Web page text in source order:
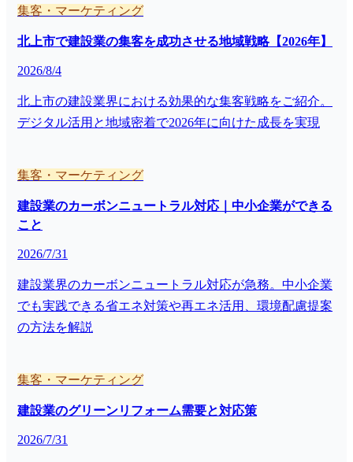
集客・マーケティング
北上市で建設業の集客を成功させる地域戦略【2026年】
2026/8/4
北上市の建設業界における効果的な集客戦略をご紹介。
デジタル活用と地域密着で2026年に向けた成長を実現
集客・マーケティング
建設業のカーボンニュートラル対応｜中小企業ができる
こと
2026/7/31
建設業界のカーボンニュートラル対応が急務。中小企業
でも実践できる省エネ対策や再エネ活用、環境配慮提案
の方法を解説
集客・マーケティング
建設業のグリーンリフォーム需要と対応策
2026/7/31